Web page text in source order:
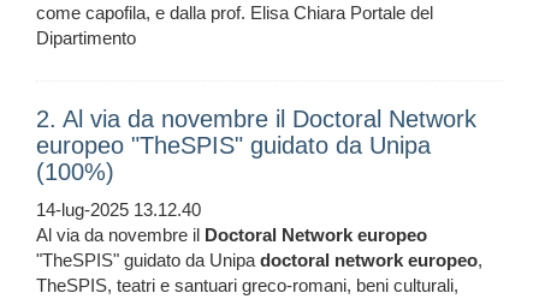
come capofila, e dalla prof. Elisa Chiara Portale del
Dipartimento
2. Al via da novembre il Doctoral Network
europeo "TheSPIS" guidato da Unipa
(100%)
14-lug-2025 13.12.40
Al via da novembre il Doctoral Network europeo
"TheSPIS" guidato da Unipadoctoral network europeo,
TheSPIS, teatri e santuari greco-romani, beni culturali,